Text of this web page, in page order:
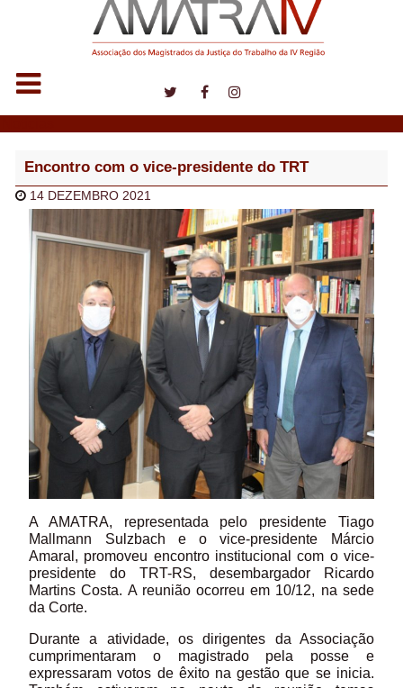
Encontro com o vice-presidente do TRT
14 DEZEMBRO 2021
A AMATRA, representada pelo presidente Tiago
Mallmann Sulzbach e o vice-presidente Márcio
Amaral, promoveu encontro institucional com o vice-
presidente do TRT-RS, desembargador Ricardo
Martins Costa. A reunião ocorreu em 10/12, na sede
da Corte.
Durante a atividade, os dirigentes da Associação
cumprimentaram o magistrado pela posse e
expressaram votos de êxito na gestão que se inicia.